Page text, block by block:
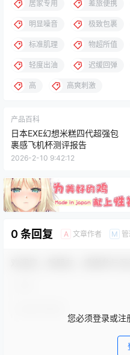
居家专用 差旅便携
明显噪音 极致包裹
标准肌理 物超所值
轻度出油 迟缓回弹
高 高爽刺激
产品百科
日本EXE幻想米糕四代超强包
裹感飞机杯测评报告
2026-2-10 9:42:12
0 条回复 A 文章作者 M
您必须登录或注